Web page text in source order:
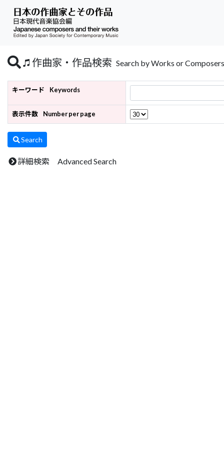
作曲家・作品検索 Search by Works or Composers
キーワード Keywords
表示件数 Number per page
Search
詳細検索 Advanced Search